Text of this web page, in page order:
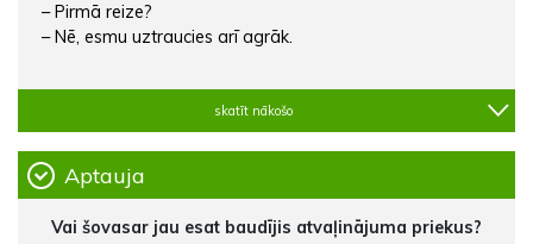
– Pirmā reize?
– Nē, esmu uztraucies arī agrāk.
skatīt nākošo
Aptauja
Vai šovasar jau esat baudījis atvaļinājuma priekus?